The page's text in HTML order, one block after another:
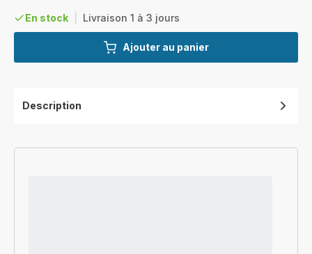
En stock Livraison 1 à 3 jours
Ajouter au panier
Description